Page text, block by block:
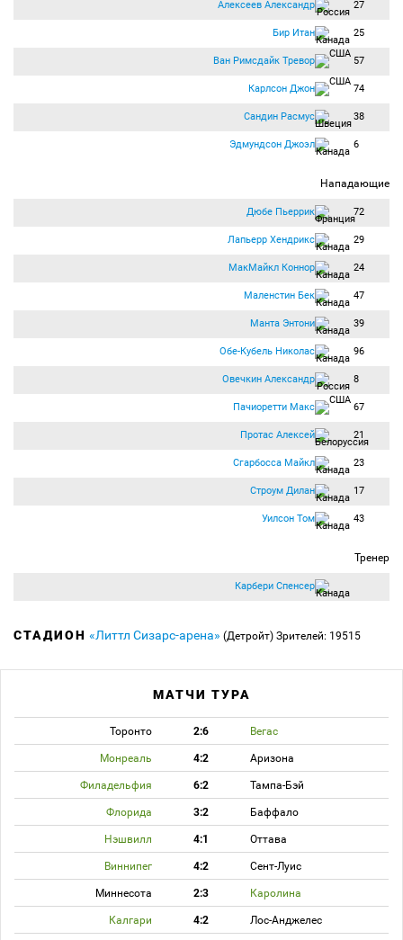
Алексеев Александр 27
Бир Итан 25
Ван Римсдайк Тревор 57
Карлсон Джон 74
Сандин Расмус 38
Эдмундсон Джоэл 6
Нападающие
Дюбе Пьеррик 72
Лапьерр Хендрикс 29
МакМайкл Коннор 24
Маленстин Бек 47
Манта Энтони 39
Обе-Кубель Николас 96
Овечкин Александр 8
Пачиоретти Макс 67
Протас Алексей 21
Сгарбосса Майкл 23
Строум Дилан 17
Уилсон Том 43
Тренер
Карбери Спенсер
СТАДИОН «Литтл Сизарс-арена» (Детройт) Зрителей: 19515
МАТЧИ ТУРА
Торонто 2:6 Вегас
Монреаль 4:2 Аризона
Филадельфия 6:2 Тампа-Бэй
Флорида 3:2 Баффало
Нэшвилл 4:1 Оттава
Виннипег 4:2 Сент-Луис
Миннесота 2:3 Каролина
Калгари 4:2 Лос-Анджелес